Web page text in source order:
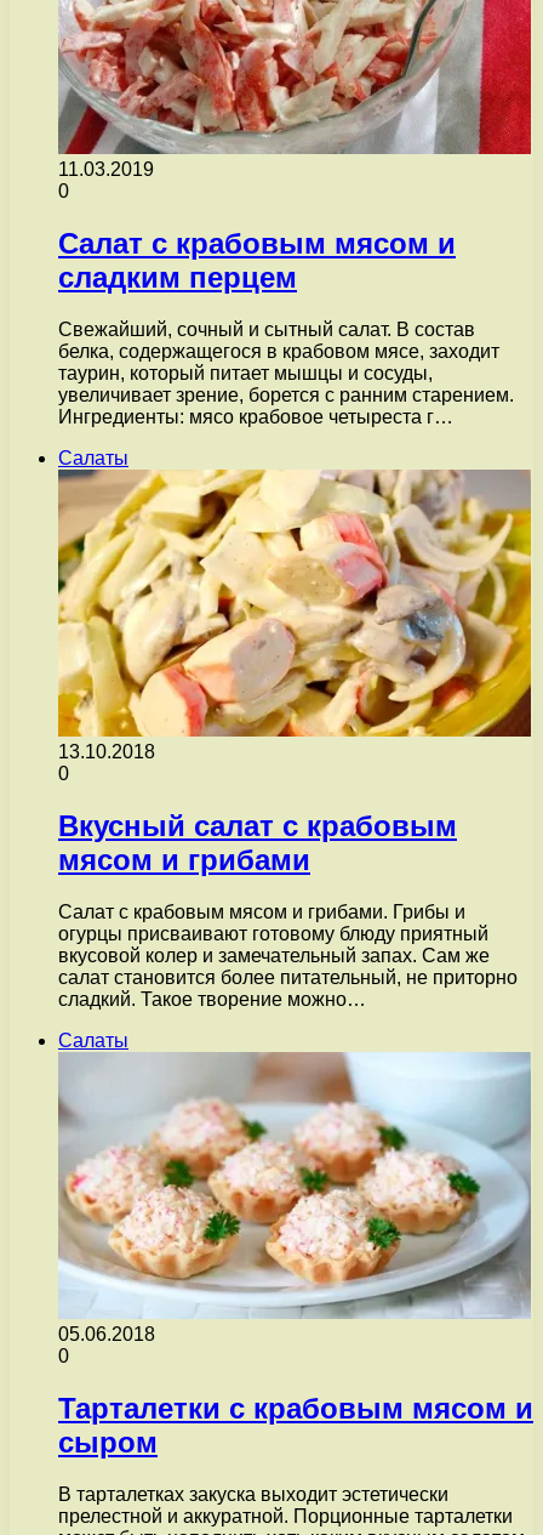
11.03.2019
0
Салат с крабовым мясом и
сладким перцем
Свежайший, сочный и сытный салат. В состав
белка, содержащегося в крабовом мясе, заходит
таурин, который питает мышцы и сосуды,
увеличивает зрение, борется с ранним старением.
Ингредиенты: мясо крабовое четыреста г…
Салаты
13.10.2018
0
Вкусный салат с крабовым
мясом и грибами
Салат с крабовым мясом и грибами. Грибы и
огурцы присваивают готовому блюду приятный
вкусовой колер и замечательный запах. Сам же
салат становится более питательный, не приторно
сладкий. Такое творение можно…
Салаты
05.06.2018
0
Тарталетки с крабовым мясом и
сыром
В тарталетках закуска выходит эстетически
прелестной и аккуратной. Порционные тарталетки